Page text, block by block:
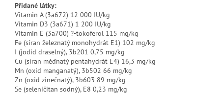
Přidané látky:
Vitamin A (3a672) 12 000 IU/kg
Vitamin D3 (3a671) 1 200 IU/kg
Vitamin E (3a700) ?-tokoferol 115 mg/kg
Fe (síran železnatý monohydrát E1) 102 mg/kg
I (jodid draselný), 3b201 0,75 mg/kg
Cu (síran měďnatý pentahydrát E4) 16,3 mg/kg
Mn (oxid manganatý), 3b502 66 mg/kg
Zn (oxid zinečnatý), 3b603 89 mg/kg
Se (seleničitan sodný), E8 0,23 mg/kg